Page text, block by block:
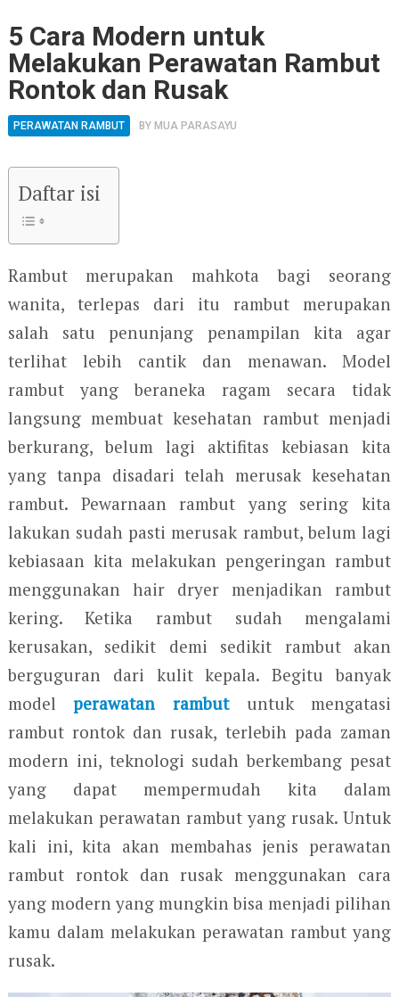
5 Cara Modern untuk
Melakukan Perawatan Rambut
Rontok dan Rusak
PERAWATAN RAMBUT BY MUA PARASAYU
Daftar isi
Rambut merupakan mahkota bagi seorang
wanita, terlepas dari itu rambut merupakan
salah satu penunjang penampilan kita agar
terlihat lebih cantik dan menawan. Model
rambut yang beraneka ragam secara tidak
langsung membuat kesehatan rambut menjadi
berkurang, belum lagi aktifitas kebiasan kita
yang tanpa disadari telah merusak kesehatan
rambut. Pewarnaan rambut yang sering kita
lakukan sudah pasti merusak rambut, belum lagi
kebiasaan kita melakukan pengeringan rambut
menggunakan hair dryer menjadikan rambut
kering. Ketika rambut sudah mengalami
kerusakan, sedikit demi sedikit rambut akan
berguguran dari kulit kepala. Begitu banyak
modelperawatan rambutuntuk mengatasi
rambut rontok dan rusak, terlebih pada zaman
modern ini, teknologi sudah berkembang pesat
yang dapat mempermudah kita dalam
melakukan perawatan rambut yang rusak. Untuk
kali ini, kita akan membahas jenis perawatan
rambut rontok dan rusak menggunakan cara
yang modern yang mungkin bisa menjadi pilihan
kamu dalam melakukan perawatan rambut yang
rusak.